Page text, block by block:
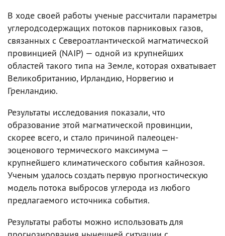
В ходе своей работы ученые рассчитали параметры
углеродсодержащих потоков парниковых газов,
связанных с Североатлантической магматической
провинцией (NAIP) — одной из крупнейших
областей такого типа на Земле, которая охватывает
Великобританию, Ирландию, Норвегию и
Гренландию.
Результаты исследования показали, что
образование этой магматической провинции,
скорее всего, и стало причиной палеоцен-
эоценового термического максимума —
крупнейшего климатического события кайнозоя.
Ученым удалось создать первую прогностическую
модель потока выбросов углерода из любого
предлагаемого источника события.
Результаты работы можно использовать для